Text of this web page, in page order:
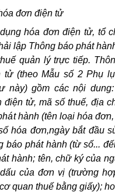
đơn điện tử
hóa đơn điện tử, tổ
lập Thông báo phát
quản lý trực tiếp.
tử (theo Mẫu số 2 Phụ
này) gồm các nội
điện tử, mã số thuế, địa
hành (tên loại hóa
hóa đơn,ngày bắt đầu
báo phát hành (từ số...
hành; tên, chữ ký của
của đơn vị (trường
quan thuế bằng giấy);